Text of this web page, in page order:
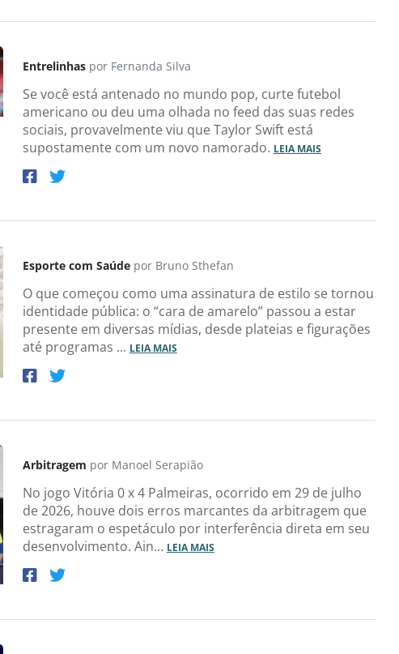
Entrelinhaspor Fernanda Silva
Se você está antenado no mundo pop, curte futebol
americano ou deu uma olhada no feed das suas redes
sociais, provavelmente viu que Taylor Swift está
supostamente com um novo namorado. LEIA MAIS
Esporte com Saúdepor Bruno Sthefan
O que começou como uma assinatura de estilo se tornou
identidade pública: o “cara de amarelo” passou a estar
presente em diversas mídias, desde plateias e figurações
até programas ... LEIA MAIS
Arbitragem por Manoel Serapião
No jogo Vitória 0 x 4 Palmeiras, ocorrido em 29 de julho
de 2026, houve dois erros marcantes da arbitragem que
estragaram o espetáculo por interferência direta em seu
desenvolvimento. Ain... LEIA MAIS